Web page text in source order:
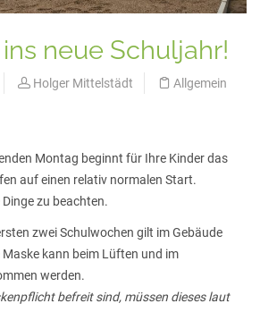
neue Schuljahr!
Holger Mittelstädt Allgemein
Montag beginnt für Ihre Kinder das
auf einen relativ normalen Start.
zu beachten.
zwei Schulwochen gilt im Gebäude
kann beim Lüften und im
werden.
befreit sind, müssen dieses laut